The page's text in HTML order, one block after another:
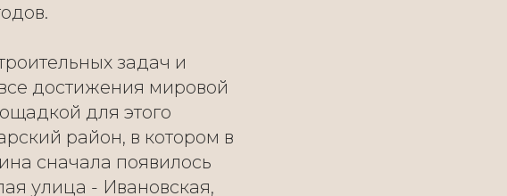
задач и
достижения мировой
для этого
район, в котором в
сначала появилось
улица - Ивановская,